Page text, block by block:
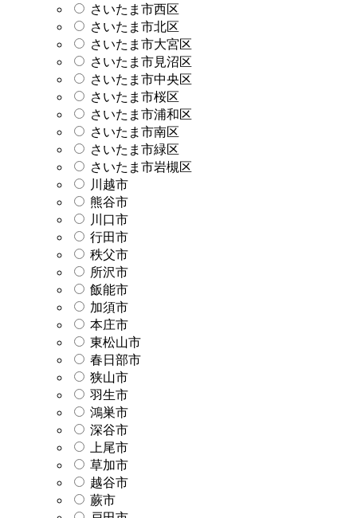
さいたま市西区
さいたま市北区
さいたま市大宮区
さいたま市見沼区
さいたま市中央区
さいたま市桜区
さいたま市浦和区
さいたま市南区
さいたま市緑区
さいたま市岩槻区
川越市
熊谷市
川口市
行田市
秩父市
所沢市
飯能市
加須市
本庄市
東松山市
春日部市
狭山市
羽生市
鴻巣市
深谷市
上尾市
草加市
越谷市
蕨市